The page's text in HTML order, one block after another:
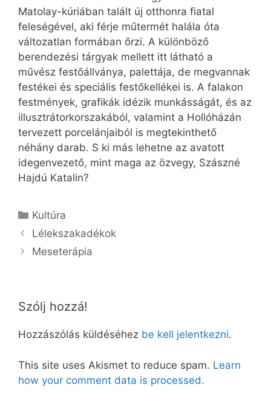
Matolay-kúriában talált új otthonra fiatal
feleségével, aki férje műtermét halála óta
változatlan formában őrzi. A különböző
berendezési tárgyak mellett itt látható a
művész festőállványa, palettája, de megvannak
festékei és speciális festőkellékei is. A falakon
festmények, grafikák idézik munkásságát, és az
illusztrátorkorszakából, valamint a Hollóházán
tervezett porcelánjaiból is megtekinthető
néhány darab. S ki más lehetne az avatott
idegenvezető, mint maga az özvegy, Szászné
Hajdú Katalin?
Kategória
Kultúra
Lélekszakadékok
Meseterápia
Szólj hozzá!
Hozzászólás küldéséhez be kell jelentkezni.
This site uses Akismet to reduce spam. Learn
how your comment data is processed.